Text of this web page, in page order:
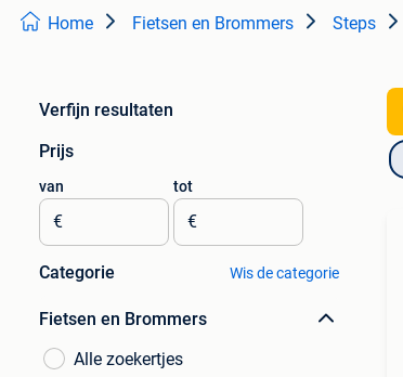
Home Fietsen en Brommers Steps
Verfijn resultaten
Prijs
van
€
tot
€
Categorie Wis de categorie
Fietsen en Brommers
Alle zoekertjes